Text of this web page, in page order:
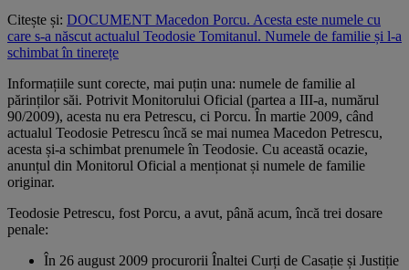
Citește și: DOCUMENT Macedon Porcu. Acesta este numele cu
care s-a născut actualul Teodosie Tomitanul. Numele de familie și l-a
schimbat în tinerețe
Informațiile sunt corecte, mai puțin una: numele de familie al
părinților săi. Potrivit Monitorului Oficial (partea a III-a, numărul
90/2009), acesta nu era Petrescu, ci Porcu. În martie 2009, când
actualul Teodosie Petrescu încă se mai numea Macedon Petrescu,
acesta și-a schimbat prenumele în Teodosie. Cu această ocazie,
anunțul din Monitorul Oficial a menționat și numele de familie
originar.
Teodosie Petrescu, fost Porcu, a avut, până acum, încă trei dosare
penale:
În 26 august 2009 procurorii Înaltei Curți de Casație și Justiție